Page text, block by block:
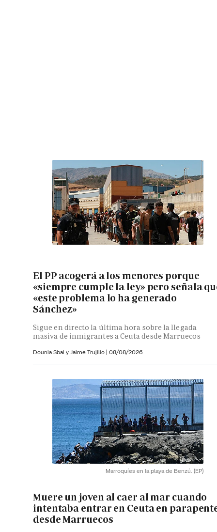
El PP acogerá a los menores porque
«siempre cumple la ley» pero señala
«este problema lo ha generado
Sánchez»
Sigue en directo la última hora sobre la llegada
masiva de inmigrantes a Ceuta desde Marruecos
Dounia Sbai y Jaime Trujillo | 08/08/2026
Marroquíes en la playa de Benzú. (EP)
Muere un joven al caer al mar cuando
intentaba entrar en Ceuta en
desde Marruecos